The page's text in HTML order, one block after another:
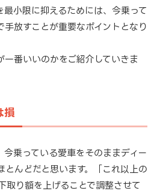
最小限に抑えるためには、今乗って
手放すことが重要なポイントとなり
一番いいのかをご紹介していきま
損
今乗っている愛車をそのままディー
とんどだと思います。「これ以上の
取り額を上げることで調整させて